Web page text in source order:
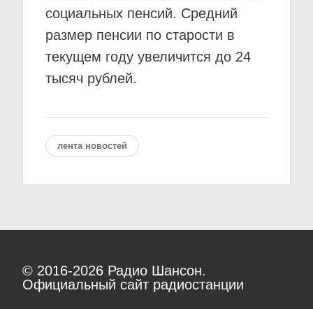
социальных пенсий. Средний
размер пенсии по старости в
текущем году увеличится до 24
тысяч рублей.
лента новостей
© 2016-2026 Радио Шансон.
Официальный сайт радиостанции